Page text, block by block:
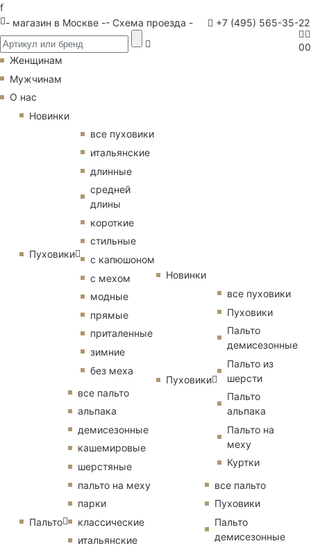
f
- магазин в Москве -- Схема проезда - +7 (495) 565-35-22
00
Женщинам
Мужчинам
О нас
Новинки
Пуховики
все пуховики
итальянские
длинные
средней
длины
короткие
стильные
с капюшоном
с мехом
модные
прямые
приталенные
зимние
без меха
Пальто
все пальто
альпака
демисезонные
кашемировые
шерстяные
пальто на меху
парки
классические
итальянские
Новинки
Пуховики
все пуховики
Пуховики
Пальто
демисезонные
Пальто из
шерсти
Пальто
альпака
Пальто на
меху
Куртки
все пальто
Пуховики
Пальто
демисезонные